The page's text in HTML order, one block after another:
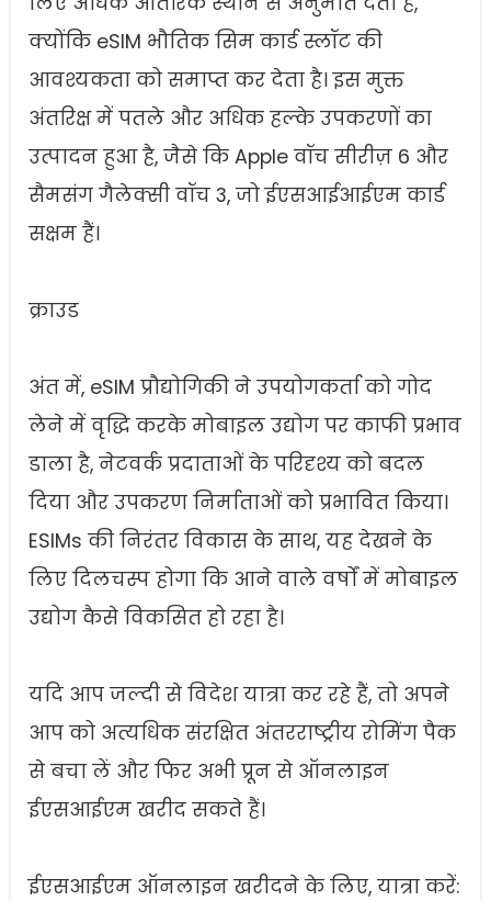
क्योंकि eSIM भौतिक सिम कार्ड स्लॉट की
आवश्यकता को समाप्त कर देता है। इस मुक्त
अंतरिक्ष में पतले और अधिक हल्के उपकरणों का
उत्पादन हुआ है, जैसे कि Apple वॉच सीरीज़ 6 और
सैमसंग गैलेक्सी वॉच 3, जो ईएसआईआईएम कार्ड
सक्षम हैं।
क्राउड
अंत में, eSIM प्रौद्योगिकी ने उपयोगकर्ता को गोद
लेने में वृद्धि करके मोबाइल उद्योग पर काफी प्रभाव
डाला है, नेटवर्क प्रदाताओं के परिदृश्य को बदल
दिया और उपकरण निर्माताओं को प्रभावित किया।
ESIMs की निरंतर विकास के साथ, यह देखने के
लिए दिलचस्प होगा कि आने वाले वर्षों में मोबाइल
उद्योग कैसे विकसित हो रहा है।
यदि आप जल्दी से विदेश यात्रा कर रहे हैं, तो अपने
आप को अत्यधिक संरक्षित अंतरराष्ट्रीय रोमिंग पैक
से बचा लें और फिर अभी प्रून से ऑनलाइन
ईएसआईएम खरीद सकते हैं।
ईएसआईएम ऑनलाइन खरीदने के लिए, यात्रा करें: